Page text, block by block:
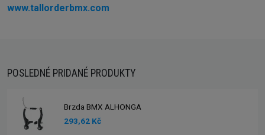
www.tallorderbmx.com
POSLEDNÉ PRIDANÉ PRODUKTY
Brzda BMX ALHONGA
293,62 Kč